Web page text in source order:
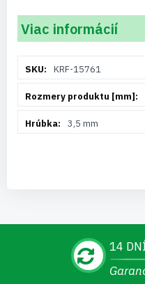
Viac informácií
informáciíKRF-15761
3,5 mm
14